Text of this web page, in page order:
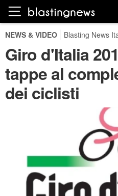
NEWS & VIDEO Blasting News
Giro d'Italia
tappe al
dei ciclisti